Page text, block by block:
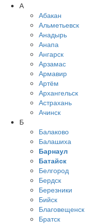
А
Абакан
Альметьевск
Анадырь
Анапа
Ангарск
Арзамас
Армавир
Артём
Архангельск
Астрахань
Ачинск
Б
Балаково
Балашиха
Барнаул
Батайск
Белгород
Бердск
Березники
Бийск
Благовещенск
Братск